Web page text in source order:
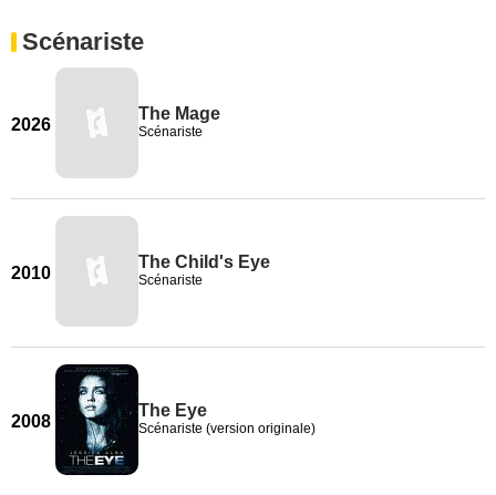
Scénariste
2026
The Mage
Scénariste
2010
The Child's Eye
Scénariste
2008
The Eye
Scénariste (version originale)